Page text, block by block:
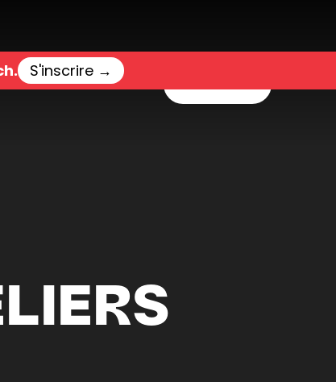
S'inscrire →